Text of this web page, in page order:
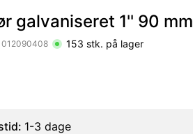
galvaniseret 1'' 90 mm
012090408 153 stk. på lager
1-3 dage